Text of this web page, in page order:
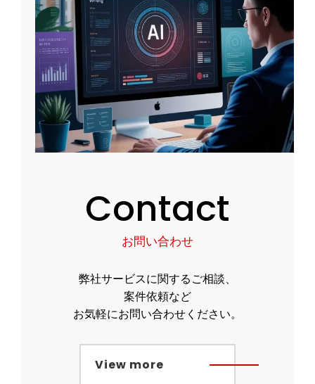
Contact
お問い合わせ
弊社サービスに関するご相談、
案件依頼など
お気軽にお問い合わせください。
View more